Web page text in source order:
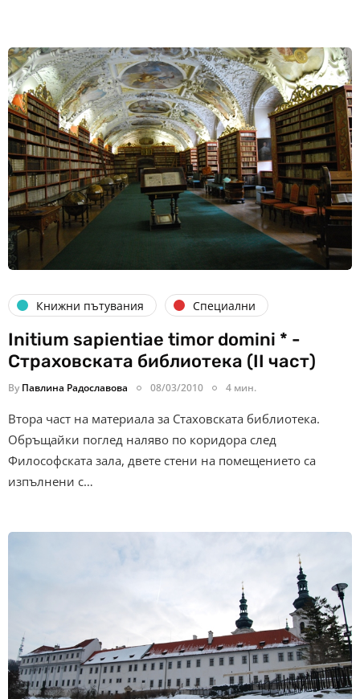
Книжни пътувания Специални
Initium sapientiae timor domini * -
Страховската библиотека (II част)
By Павлина Радославова 08/03/2010 4 мин.
Втора част на материала за Стаховската библиотека.
Обръщайки поглед наляво по коридора след
Философската зала, двете стени на помещението са
изпълнени с…